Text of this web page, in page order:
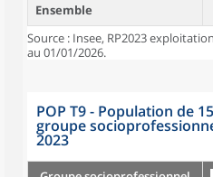
Ensemble
Source : Insee, RP2023
au 01/01/2026.
POP T9 - Population de
groupe
2023